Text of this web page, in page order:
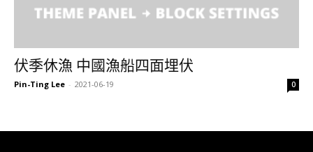
伏季休漁 中國漁船四面埋伏
Pin-Ting Lee - 2021-06-19 0